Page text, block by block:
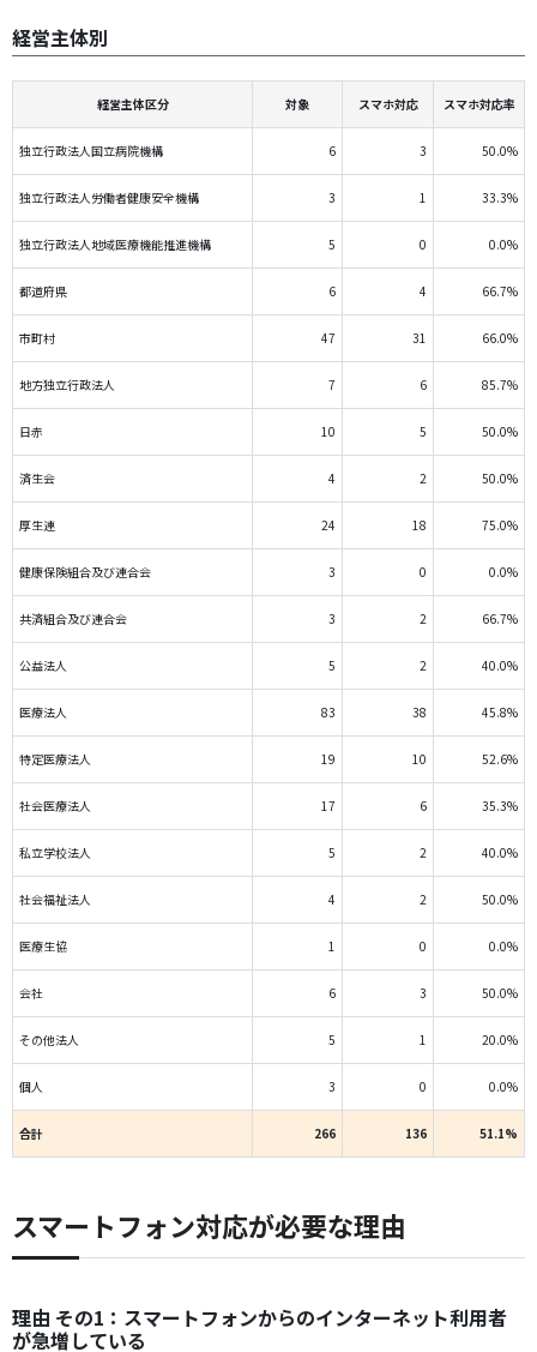
経営主体別
経営主体区分 対象 スマホ対応 スマホ対応率
独立行政法人国立病院機構 6 3 50.0%
独立行政法人労働者健康安全機構 3 1 33.3%
独立行政法人地域医療機能推進機構 5 0 0.0%
都道府県 6 4 66.7%
市町村 47 31 66.0%
地方独立行政法人 7 6 85.7%
日赤 10 5 50.0%
済生会 4 2 50.0%
厚生連 24 18 75.0%
健康保険組合及び連合会 3 0 0.0%
共済組合及び連合会 3 2 66.7%
公益法人 5 2 40.0%
医療法人 83 38 45.8%
特定医療法人 19 10 52.6%
社会医療法人 17 6 35.3%
私立学校法人 5 2 40.0%
社会福祉法人 4 2 50.0%
医療生協 1 0 0.0%
会社 6 3 50.0%
その他法人 5 1 20.0%
個人 3 0 0.0%
合計 266 136 51.1%
スマートフォン対応が必要な理由
理由 その1：スマートフォンからのインターネット利用者
が急増している